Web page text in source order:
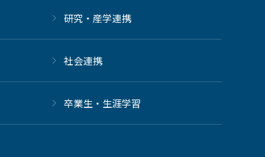
研究・産学連携
社会連携
卒業生・生涯学習